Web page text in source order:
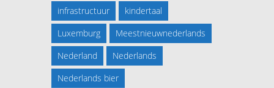
infrastructuur
kindertaal
Luxemburg
Meestnieuwnederlands
Nederland
Nederlands
Nederlands bier